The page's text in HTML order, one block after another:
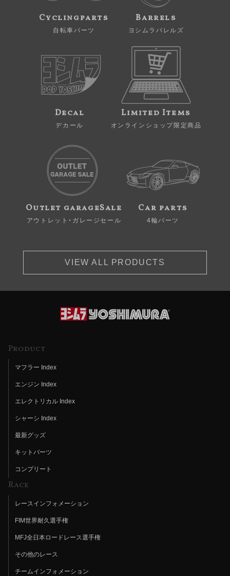
Cyclingparts
自転車パーツ
Barrels
ヨシムラバレルズ
Decal
デカール
Limited Items
オンラインショップ限定商品
Outlet garageSale
アウトレット・ガレージセール
Car parts
4輪パーツ
VIEW ALL PRODUCTS
Product
マフラー Index
エンジン Index
エレクトリカル Index
シャーシ Index
最新グッズ
キットパーツ
コンプリート
Race
レースインフォメーション
FIM世界耐久選手権
MFJ全日本ロードレース選手権
その他のレース
チームインフォメーション